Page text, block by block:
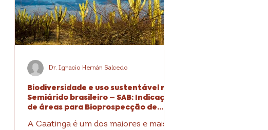
Biodiversidade e uso sustentável no
Semiárido brasileiro – SAB: Indicação
de áreas para Bioprospecção de
A Caatinga é um dos maiores e mais
Dr. Ignacio Hernán Salcedo